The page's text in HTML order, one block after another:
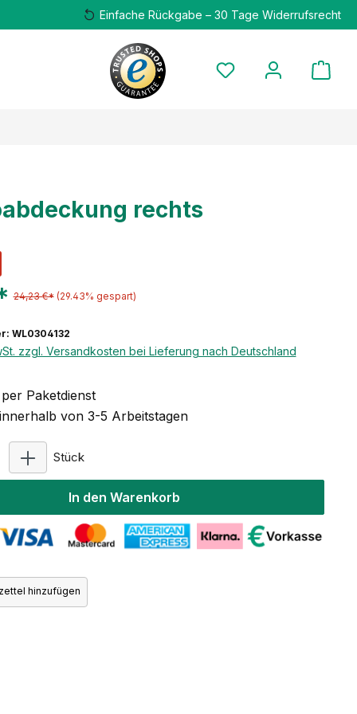
Einfache Rückgabe – 30 Tage Widerrufsrecht
rechts
24,23 €* (29.43% gespart)
WL0304132
zzgl. Versandkosten bei Lieferung nach Deutschland
Paketdienst
von 3-5 Arbeitstagen
Stück
In den Warenkorb
hinzufügen